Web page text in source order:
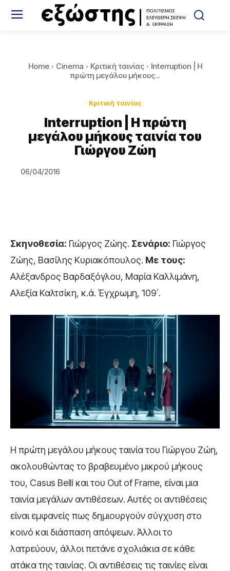
Home Cinema Κριτική ταινίας
Interruption | Η
πρώτη μεγάλου μήκους...
Κριτική ταινίας
Interruption | Η πρώτη
μεγάλου μήκους ταινία του
Γιώργου Ζώη
06/04/2016
Σκηνοθεσία: Γιώργος Ζώης. Σενάριο: Γιώργος
Ζώης, Βασίλης Κυριακόπουλος. Με τους:
Αλέξανδρος Βαρδαξόγλου, Μαρία Καλλιμάνη,
Αλεξία Καλτσίκη, κ.ά. Έγχρωμη, 109΄.
Η πρώτη μεγάλου μήκους ταινία του Γιώργου Ζώη,
ακολουθώντας το βραβευμένο μικρού μήκους
του, Casus Belli και του Out of Frame, είναι μια
ταινία μεγάλων αντιθέσεων. Αυτές οι αντιθέσεις
είναι εμφανείς πως δημιουργούν σύγχυση στο
κοινό και διάσπαση απόψεων. Άλλοι το
λατρεύουν, άλλοι πετάνε σχολιάκια σε κάθε
ατάκα της ταινίας. Οι αντιθέσεις τις ταινίες είναι